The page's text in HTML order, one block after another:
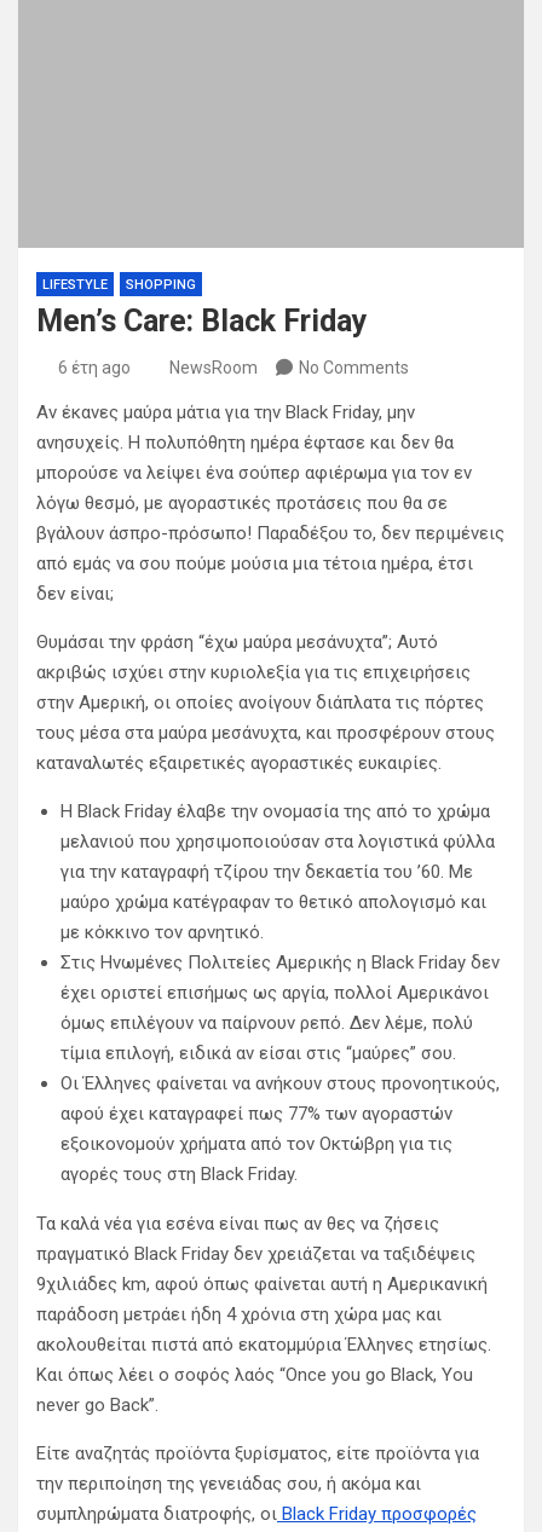
LIFESTYLE SHOPPING
Men’s Care: Black Friday
6 έτη ago NewsRoom No Comments
Aν έκανες μαύρα μάτια για την Black Friday, μην
ανησυχείς. Η πολυπόθητη ημέρα έφτασε και δεν θα
μπορούσε να λείψει ένα σούπερ αφιέρωμα για τον εν
λόγω θεσμό, με αγοραστικές προτάσεις που θα σε
βγάλουν άσπρο-πρόσωπο! Παραδέξου το, δεν περιμένεις
από εμάς να σου πούμε μούσια μια τέτοια ημέρα, έτσι
δεν είναι;
Θυμάσαι την φράση “έχω μαύρα μεσάνυχτα”; Αυτό
ακριβώς ισχύει στην κυριολεξία για τις επιχειρήσεις
στην Αμερική, οι οποίες ανοίγουν διάπλατα τις πόρτες
τους μέσα στα μαύρα μεσάνυχτα, και προσφέρουν στους
καταναλωτές εξαιρετικές αγοραστικές ευκαιρίες.
Η Black Friday έλαβε την ονομασία της από το χρώμα
μελανιού που χρησιμοποιούσαν στα λογιστικά φύλλα
για την καταγραφή τζίρου την δεκαετία του ’60. Με
μαύρο χρώμα κατέγραφαν το θετικό απολογισμό και
με κόκκινο τον αρνητικό.
Στις Ηνωμένες Πολιτείες Αμερικής η Black Friday δεν
έχει οριστεί επισήμως ως αργία, πολλοί Αμερικάνοι
όμως επιλέγουν να παίρνουν ρεπό. Δεν λέμε, πολύ
τίμια επιλογή, ειδικά αν είσαι στις “μαύρες” σου.
Οι Έλληνες φαίνεται να ανήκουν στους προνοητικούς,
αφού έχει καταγραφεί πως 77% των αγοραστών
εξοικονομούν χρήματα από τον Οκτώβρη για τις
αγορές τους στη Black Friday.
Τα καλά νέα για εσένα είναι πως αν θες να ζήσεις
πραγματικό Black Friday δεν χρειάζεται να ταξιδέψεις
9χιλιάδες km, αφού όπως φαίνεται αυτή η Αμερικανική
παράδοση μετράει ήδη 4 χρόνια στη χώρα μας και
ακολουθείται πιστά από εκατομμύρια Έλληνες ετησίως.
Και όπως λέει ο σοφός λαός “Once you go Black, You
never go Back”.
Είτε αναζητάς προϊόντα ξυρίσματος, είτε προϊόντα για
την περιποίηση της γενειάδας σου, ή ακόμα και
συμπληρώματα διατροφής, οι Βlack Friday προσφορές